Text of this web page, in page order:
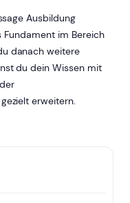
Ausbildung
im Bereich
danach weitere
du dein Wissen mit
erweitern.